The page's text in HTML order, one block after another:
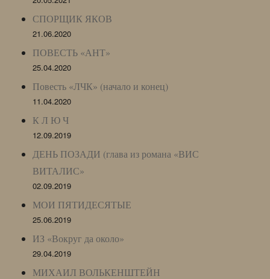
СПОРЩИК ЯКОВ
21.06.2020
ПОВЕСТЬ «АНТ»
25.04.2020
Повесть «ЛЧК» (начало и конец)
11.04.2020
К Л Ю Ч
12.09.2019
ДЕНЬ ПОЗАДИ (глава из романа «ВИС
ВИТАЛИС»
02.09.2019
МОИ ПЯТИДЕСЯТЫЕ
25.06.2019
ИЗ «Вокруг да около»
29.04.2019
МИХАИЛ ВОЛЬКЕНШТЕЙН